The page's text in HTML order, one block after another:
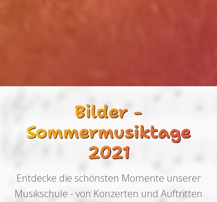
Bilder -
Sommermusiktage
2021
Entdecke die schönsten Momente unserer
Musikschule - von Konzerten und Auftritten